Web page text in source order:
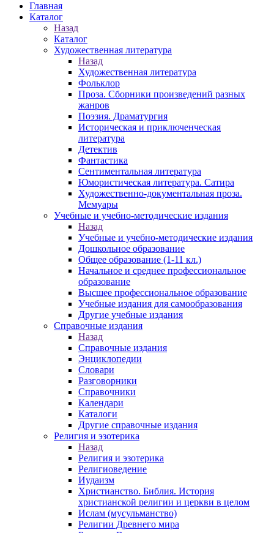
Главная
Каталог
Назад
Каталог
Художественная литература
Назад
Художественная литература
Фольклор
Проза. Сборники произведений разных
жанров
Поэзия. Драматургия
Историческая и приключенческая
литература
Детектив
Фантастика
Сентиментальная литература
Юмористическая литература. Сатира
Художественно-документальная проза.
Мемуары
Учебные и учебно-методические издания
Назад
Учебные и учебно-методические издания
Дошкольное образование
Общее образование (1-11 кл.)
Начальное и среднее профессиональное
образование
Высшее профессиональное образование
Учебные издания для самообразования
Другие учебные издания
Справочные издания
Назад
Справочные издания
Энциклопедии
Словари
Разговорники
Справочники
Календари
Каталоги
Другие справочные издания
Религия и эзотерика
Назад
Религия и эзотерика
Религиоведение
Иудаизм
Христианство. Библия. История
христианской религии и церкви в целом
Ислам (мусульманство)
Религии Древнего мира